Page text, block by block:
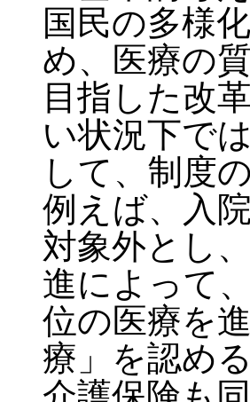
国民の多様
め、医療の
目指した改
い状況下で
して、制度
例えば、入
対象外とし
進によって
位の医療を
療」を認め